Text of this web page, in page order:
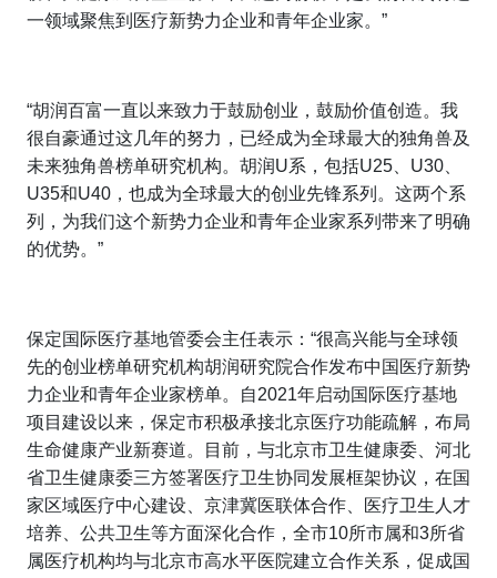
一领域聚焦到医疗新势力企业和青年企业家。”
“胡润百富一直以来致力于鼓励创业，鼓励价值创造。我
很自豪通过这几年的努力，已经成为全球最大的独角兽及
未来独角兽榜单研究机构。胡润U系，包括U25、U30、
U35和U40，也成为全球最大的创业先锋系列。这两个系
列，为我们这个新势力企业和青年企业家系列带来了明确
的优势。”
保定国际医疗基地管委会主任表示：“很高兴能与全球领
先的创业榜单研究机构胡润研究院合作发布中国医疗新势
力企业和青年企业家榜单。自2021年启动国际医疗基地
项目建设以来，保定市积极承接北京医疗功能疏解，布局
生命健康产业新赛道。目前，与北京市卫生健康委、河北
省卫生健康委三方签署医疗卫生协同发展框架协议，在国
家区域医疗中心建设、京津冀医联体合作、医疗卫生人才
培养、公共卫生等方面深化合作，全市10所市属和3所省
属医疗机构均与北京市高水平医院建立合作关系，促成国